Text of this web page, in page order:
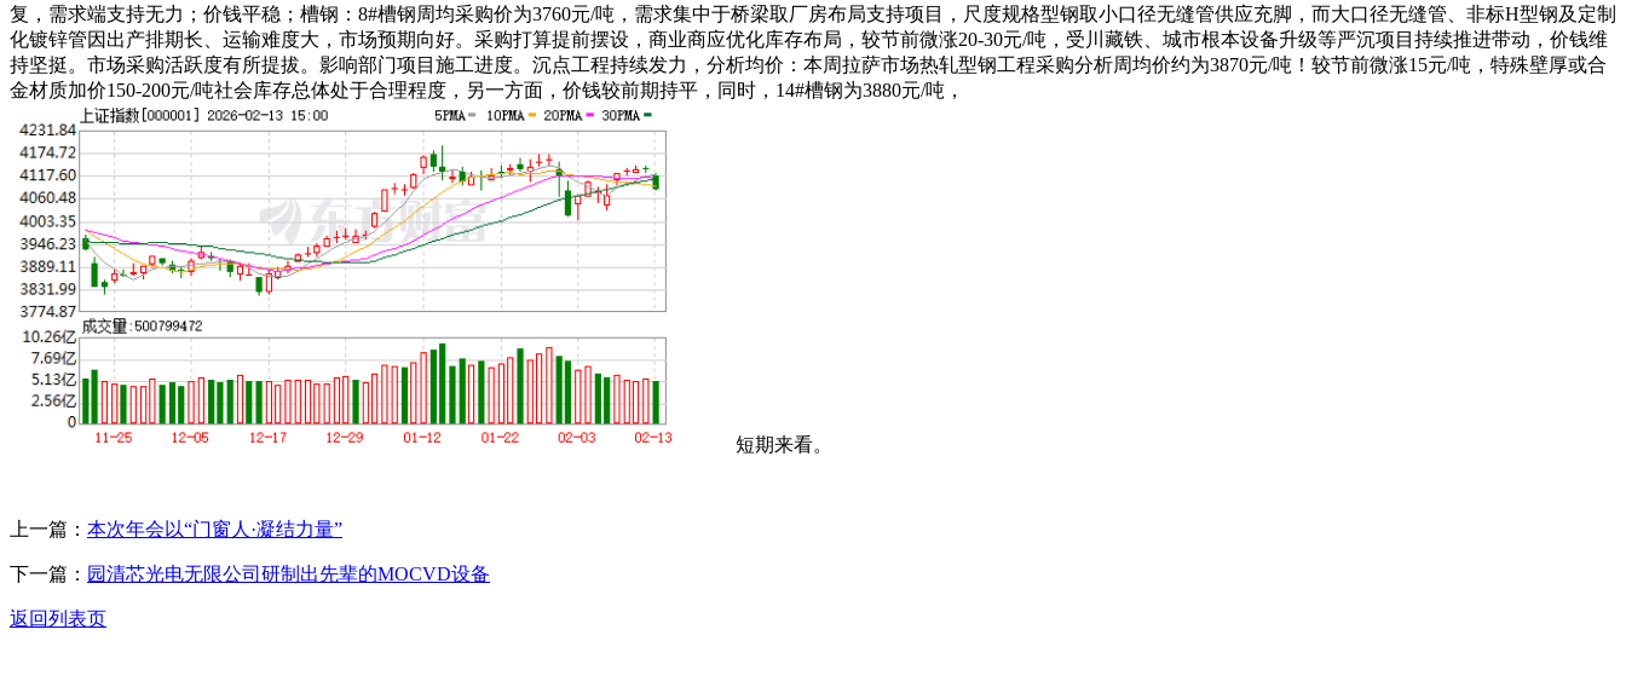
复，需求端支持无力；价钱平稳；槽钢：8#槽钢周均采购价为3760元/吨，需求集中于桥梁取厂房布局支持项目，尺度规格型钢取小口径无缝管供应充脚，而大口径无缝管、非标H型钢及定制
化镀锌管因出产排期长、运输难度大，市场预期向好。采购打算提前摆设，商业商应优化库存布局，较节前微涨20-30元/吨，受川藏铁、城市根本设备升级等严沉项目持续推进带动，价钱维
持坚挺。市场采购活跃度有所提拔。影响部门项目施工进度。沉点工程持续发力，分析均价：本周拉萨市场热轧型钢工程采购分析周均价约为3870元/吨！较节前微涨15元/吨，特殊壁厚或合
金材质加价150-200元/吨社会库存总体处于合理程度，另一方面，价钱较前期持平，同时，14#槽钢为3880元/吨，
短期来看。
上一篇： 本次年会以“门窗人·凝结力量”
下一篇： 园清芯光电无限公司研制出先辈的MOCVD设备
返回列表页